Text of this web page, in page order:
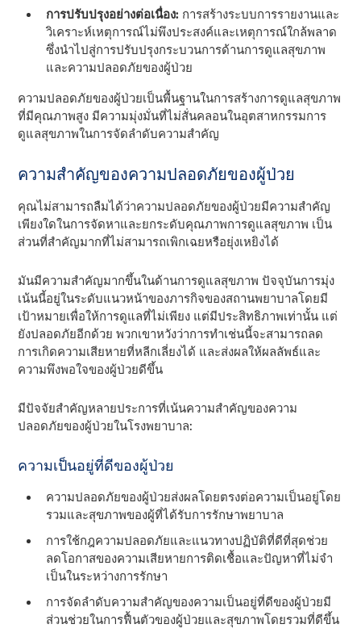
การปรับปรุงอย่างต่อเนื่อง: การสร้างระบบการรายงานและ
วิเคราะห์เหตุการณ์ไม่พึงประสงค์และเหตุการณ์ใกล้พลาด
ซึ่งนําไปสู่การปรับปรุงกระบวนการด้านการดูแลสุขภาพ
และความปลอดภัยของผู้ป่วย
ความปลอดภัยของผู้ป่วยเป็นพื้นฐานในการสร้างการดูแลสุขภาพ
ที่มีคุณภาพสูง มีความมุ่งมั่นที่ไม่สั่นคลอนในอุตสาหกรรมการ
ดูแลสุขภาพในการจัดลําดับความสําคัญ
ความสําคัญของความปลอดภัยของผู้ป่วย
คุณไม่สามารถลืมได้ว่าความปลอดภัยของผู้ป่วยมีความสําคัญ
เพียงใดในการจัดหาและยกระดับคุณภาพการดูแลสุขภาพ เป็น
ส่วนที่สําคัญมากที่ไม่สามารถเพิกเฉยหรือยุ่งเหยิงได้
มันมีความสําคัญมากขึ้นในด้านการดูแลสุขภาพ ปัจจุบันการมุ่ง
เน้นนี้อยู่ในระดับแนวหน้าของภารกิจของสถานพยาบาลโดยมี
เป้าหมายเพื่อให้การดูแลที่ไม่เพียง แต่มีประสิทธิภาพเท่านั้น แต่
ยังปลอดภัยอีกด้วย พวกเขาหวังว่าการทําเช่นนี้จะสามารถลด
การเกิดความเสียหายที่หลีกเลี่ยงได้ และส่งผลให้ผลลัพธ์และ
ความพึงพอใจของผู้ป่วยดีขึ้น
มีปัจจัยสําคัญหลายประการที่เน้นความสําคัญของความ
ปลอดภัยของผู้ป่วยในโรงพยาบาล:
ความเป็นอยู่ที่ดีของผู้ป่วย
ความปลอดภัยของผู้ป่วยส่งผลโดยตรงต่อความเป็นอยู่โดย
รวมและสุขภาพของผู้ที่ได้รับการรักษาพยาบาล
การใช้กฎความปลอดภัยและแนวทางปฏิบัติที่ดีที่สุดช่วย
ลดโอกาสของความเสียหายการติดเชื้อและปัญหาที่ไม่จํา
เป็นในระหว่างการรักษา
การจัดลําดับความสําคัญของความเป็นอยู่ที่ดีของผู้ป่วยมี
ส่วนช่วยในการฟื้นตัวของผู้ป่วยและสุขภาพโดยรวมที่ดีขึ้น